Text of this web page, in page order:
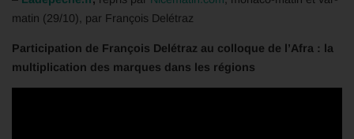
matin (29/10), par François Delétraz
Participation de François Delétraz au colloque de l’Afra : la
multiplication des marques dans les régions